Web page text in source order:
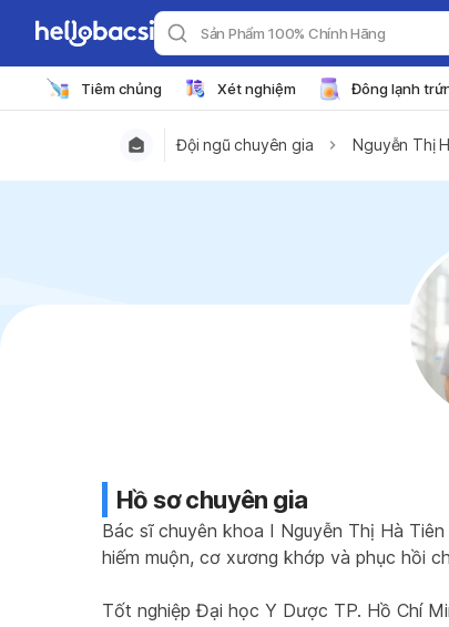
Sản Phẩm 100% Chính Hãng
Tiêm chủng Xét nghiệm Đông lạnh
Đội ngũ chuyên gia Nguyễn Thị
Hồ sơ chuyên gia
Bác sĩ chuyên khoa I Nguyễn Thị Hà
hiếm muộn, cơ xương khớp và phục hồi
Tốt nghiệp Đại học Y Dược TP. Hồ Chí